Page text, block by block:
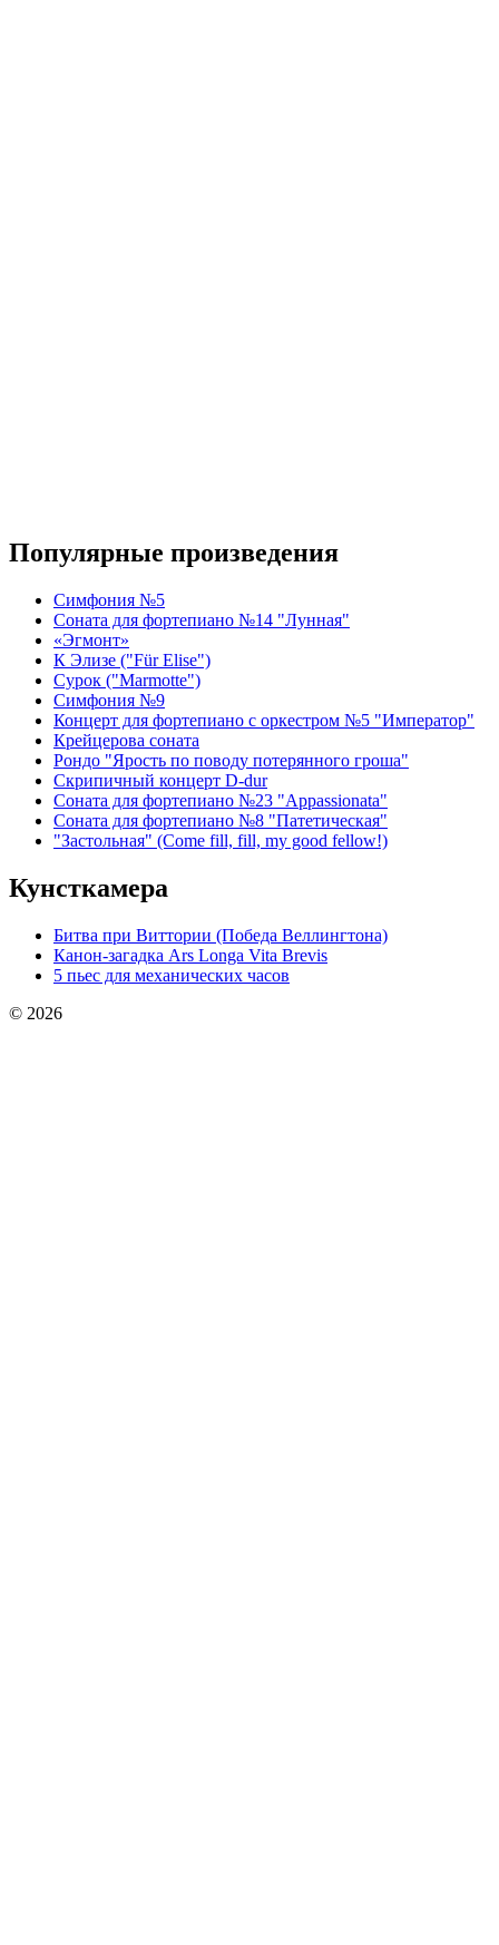
Популярные произведения
Симфония №5
Соната для фортепиано №14 "Лунная"
«Эгмонт»
К Элизе ("Für Elise")
Сурок ("Marmotte")
Симфония №9
Концерт для фортепиано с оркестром №5 "Император"
Крейцерова соната
Рондо "Ярость по поводу потерянного гроша"
Скрипичный концерт D-dur
Соната для фортепиано №23 "Appassionata"
Соната для фортепиано №8 "Патетическая"
"Застольная" (Come fill, fill, my good fellow!)
Кунсткамера
Битва при Виттории (Победа Веллингтона)
Канон-загадка Ars Longa Vita Brevis
5 пьес для механических часов
© 2026